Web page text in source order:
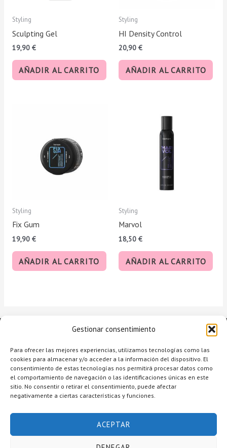
Gestionar consentimiento
Para ofrecer las mejores experiencias, utilizamos tecnologías como las
cookies para almacenar y/o acceder a la información del dispositivo. El
consentimiento de estas tecnologías nos permitirá procesar datos como
el comportamiento de navegación o las identificaciones únicas en este
sitio. No consentir o retirar el consentimiento, puede afectar
negativamente a ciertas características y funciones.
ACEPTAR
Styling
Sculpting Gel
19,90 €
AÑADIR AL CARRITO
Styling
HI Density Control
20,90 €
AÑADIR AL CARRITO
Styling
Fix Gum
19,90 €
AÑADIR AL CARRITO
Styling
Marvol
18,50 €
AÑADIR AL CARRITO
Copyright © 2026 Raquel Alcolea Salón de Belleza
Accesibilidad